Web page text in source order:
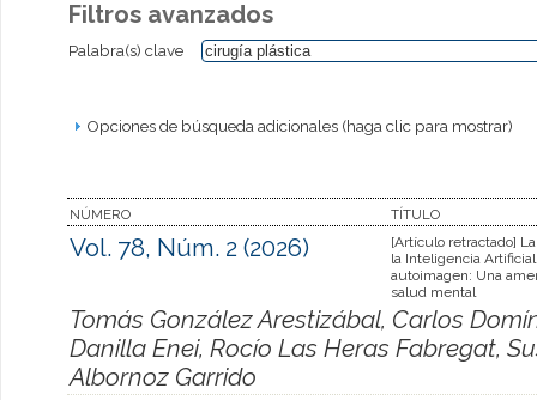
Filtros avanzados
Palabra(s) clave
Opciones de búsqueda adicionales (haga clic para mostrar)
NÚMERO TÍTULO
Vol. 78, Núm. 2 (2026)
[Artículo retractado]
la Inteligencia
autoimagen: Una
salud mental
Tomás González Arestizábal, Carlos
Danilla Enei, Rocío Las Heras Fabregat,
Albornoz Garrido